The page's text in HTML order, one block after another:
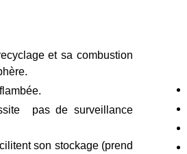
et sa combustion
pas de surveillance
son stockage (prend